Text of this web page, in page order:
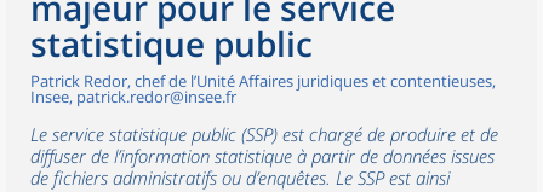
statistique public
Patrick Redor, chef de l’Unité Affaires juridiques et contentieuses,
Insee, patrick.redor@insee.fr
Le service statistique public (SSP) est chargé de produire et de
diffuser de l’information statistique à partir de données issues
de fichiers administratifs ou d’enquêtes. Le SSP est ainsi